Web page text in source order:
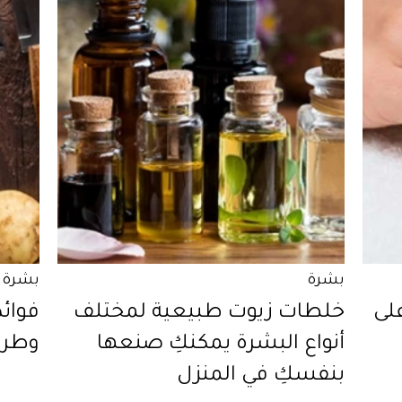
بشرة
خلطات زيوت طبيعية لمختلف
أنواع البشرة يمكنكِ صنعها
بنفسكِ في المنزل
بشرة